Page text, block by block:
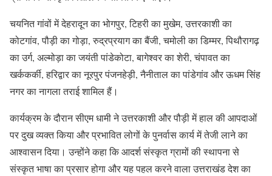
चयनित गांवों में देहरादून का भोगपुर, टिहरी का मुखेम, उत्तरकाशी का
कोटगांव, पौड़ी का गोड़ा, रुद्रप्रयाग का बैंजी, चमोली का डिम्मर, पिथौरागढ़
का उर्ग, अल्मोड़ा का जयंती पांडेकोटा, बागेश्वर का शेरी, चंपावत का
खर्ककर्की, हरिद्वार का नूरपुर पंजनहेड़ी, नैनीताल का पांडेगांव और ऊधम सिंह
नगर का नागला तराई शामिल हैं।
कार्यक्रम के दौरान सीएम धामी ने उत्तरकाशी और पौड़ी में हाल की आपदाओं
पर दुख व्यक्त किया और प्रभावित लोगों के पुनर्वास कार्य में तेजी लाने का
आश्वासन दिया। उन्होंने कहा कि आदर्श संस्कृत ग्रामों की स्थापना से
संस्कृत भाषा का प्रसार होगा और यह पहल करने वाला उत्तराखंड देश का